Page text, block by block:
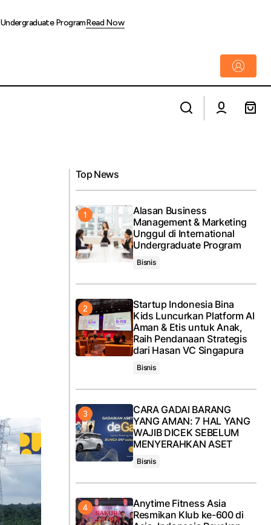
ProgramRead Now
Top News
Alasan Business
Management & Marketing
Unggul di International
Undergraduate Program
Bisnis
Startup Indonesia Bina
Kids Luncurkan Platform AI
Aman & Etis untuk Anak,
Raih Pendanaan Strategis
dari Hasan VC Singapura
Bisnis
CARA GADAI BARANG
YANG AMAN: 7 HAL YANG
WAJIB DICEK SEBELUM
MENYERAHKAN ASET
Bisnis
Anytime Fitness Asia
Resmikan Klub ke-600 di